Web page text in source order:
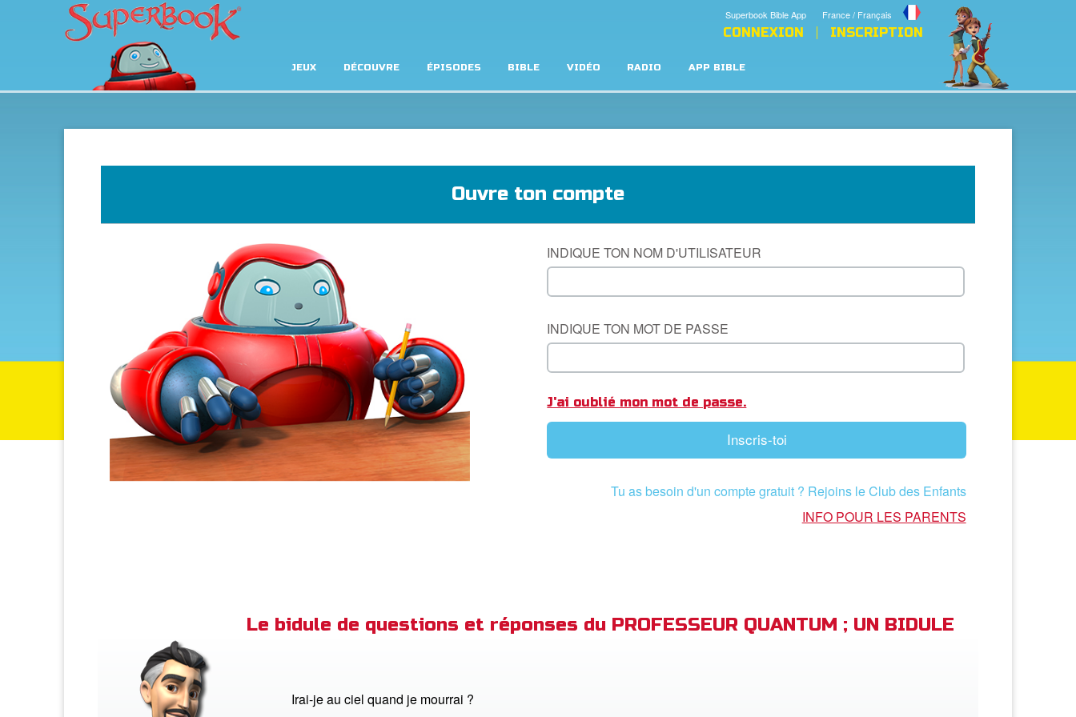
France / Français
Superbook Bible App
CONNEXION INSCRIPTION
JEUX DÉCOUVRE ÉPISODES BIBLE VIDÉO RADIO APP BIBLE
Ouvre ton compte
INDIQUE TON NOM D'UTILISATEUR
INDIQUE TON MOT DE PASSE
J'ai oublié mon mot de passe.
Inscris-toi
Tu as besoin d'un compte gratuit ? Rejoins le Club des Enfants
INFO POUR LES PARENTS
Le bidule de questions et réponses du PROFESSEUR QUANTUM ; UN BIDULE
Irai-je au ciel quand je mourrai ?